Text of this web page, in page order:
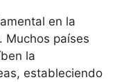
en la
Muchos países
la
estableciendo